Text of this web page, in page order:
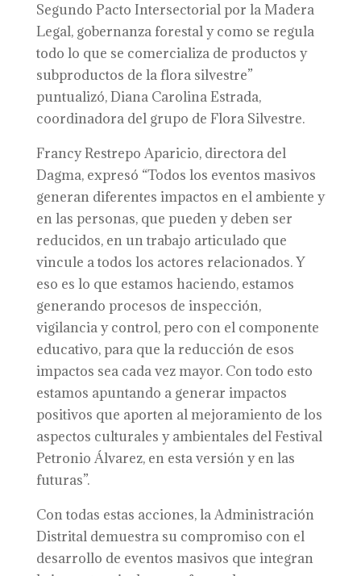
Segundo Pacto Intersectorial por la Madera
Legal, gobernanza forestal y como se regula
todo lo que se comercializa de productos y
subproductos de la flora silvestre”
puntualizó, Diana Carolina Estrada,
coordinadora del grupo de Flora Silvestre.
Francy Restrepo Aparicio, directora del
Dagma, expresó “Todos los eventos masivos
generan diferentes impactos en el ambiente y
en las personas, que pueden y deben ser
reducidos, en un trabajo articulado que
vincule a todos los actores relacionados. Y
eso es lo que estamos haciendo, estamos
generando procesos de inspección,
vigilancia y control, pero con el componente
educativo, para que la reducción de esos
impactos sea cada vez mayor. Con todo esto
estamos apuntando a generar impactos
positivos que aporten al mejoramiento de los
aspectos culturales y ambientales del Festival
Petronio Álvarez, en esta versión y en las
futuras”.
Con todas estas acciones, la Administración
Distrital demuestra su compromiso con el
desarrollo de eventos masivos que integran